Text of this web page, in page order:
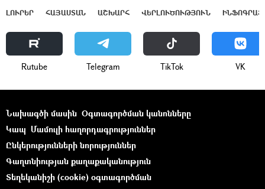
ԼՈՒՐԵՐ ՀԱՅԱՍՏԱՆ ԱՇԽԱՐՀ ՎԵՐԼՈՒԾՈՒԹՅՈՒՆ
Rutube Telegram ТikТоk VK
Նախագծի մասին Օգտագործման կանոնները
Կապ Մամուլի հաղորդագրություններ
Ընկերությունների նորություններ
Գաղտնիության քաղաքականություն
Տեղեկանիշի (cookie) օգտագործման